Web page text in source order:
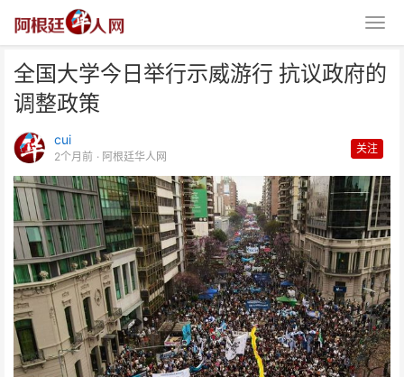
全国大学今日举行示威游行 抗议政府的
调整政策
cui
2个月前 · 阿根廷华人网
关注
全国大学今日举行示威游行 抗议
政府的调整政策